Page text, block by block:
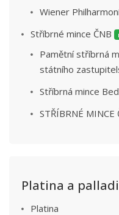
Wiener
Stříbrné mince ČNB
Pamětní stříbrná
státního
Stříbrná mince
STŘÍBRNÉ MINCE
Platina a
Platina